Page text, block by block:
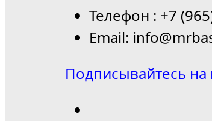
Телефон : +7
Email:
Подписывайтесь на